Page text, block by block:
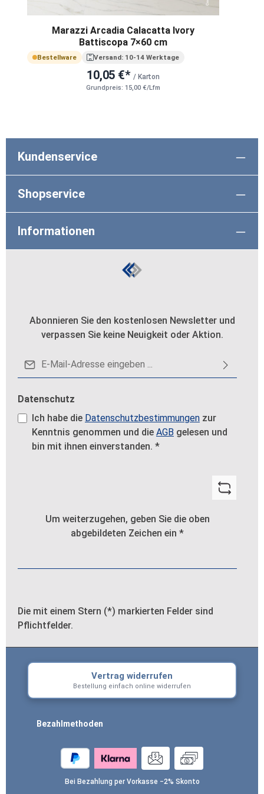
Marazzi Arcadia Calacatta Ivory
Battiscopa 7×60 cm
Bestellware Versand: 10-14 Werktage
10,05 €* / Karton
Grundpreis: 15,00 €/Lfm
Kundenservice
Shopservice
Informationen
Abonnieren Sie den kostenlosen Newsletter und
verpassen Sie keine Neuigkeit oder Aktion.
E-Mail-Adresse*
Datenschutz
Ich habe die Datenschutzbestimmungen zur
Kenntnis genommen und die AGB gelesen und
bin mit ihnen einverstanden. *
Um weiterzugehen, geben Sie die oben
abgebildeten Zeichen ein *
Die mit einem Stern (*) markierten Felder sind
Pflichtfelder.
Vertrag widerrufen
Bestellung einfach online widerrufen
Bezahlmethoden
Bei Bezahlung per Vorkasse −2% Skonto